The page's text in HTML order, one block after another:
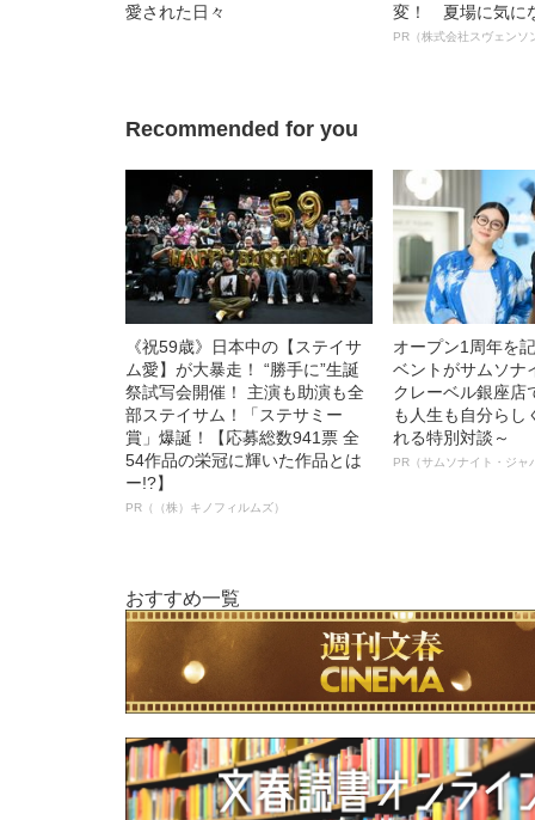
愛された日々
変！ 夏場に気に
オイ”や“ベタつき
PR（株式会社スヴェンソ
Recommended for you
《祝59歳》日本中の【ステイサ
ム愛】が大暴走！ “勝手に”生誕
祭試写会開催！ 主演も助演も全
部ステイサム！「ステサミー
賞」爆誕！【応募総数941票 全
54作品の栄冠に輝いた作品とは
ー!?】
PR（（株）キノフィルムズ）
オープン1周年を
ベントがサムソナ
クレーベル銀座
も人生も自分らし
れる特別対談～
PR（サムソナイト・ジャ
おすすめ一覧